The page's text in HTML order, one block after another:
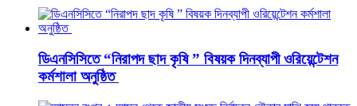
ডিএনসিসিতে “নিরাপদ ছাদ কৃষি ” বিষয়ক দিনব্যাপী ওরিয়েন্টেশন
কর্মশালা অনুষ্ঠিত